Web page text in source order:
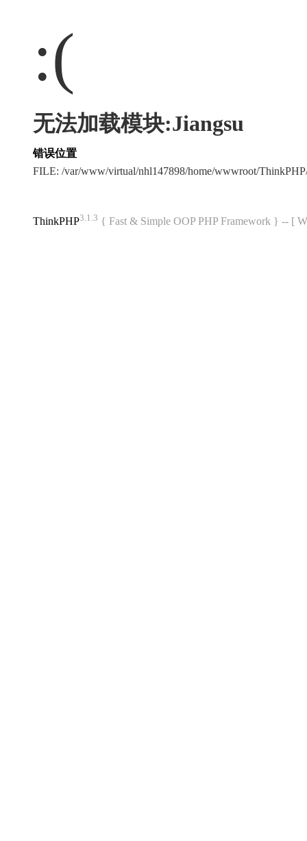
:(
无法加载模块:Jiangsu
错误位置
FILE: /var/www/virtual/nhl147898/home/wwwroot/
ThinkPHP3.1.3 { Fast & Simple OOP PHP Framework } -- [